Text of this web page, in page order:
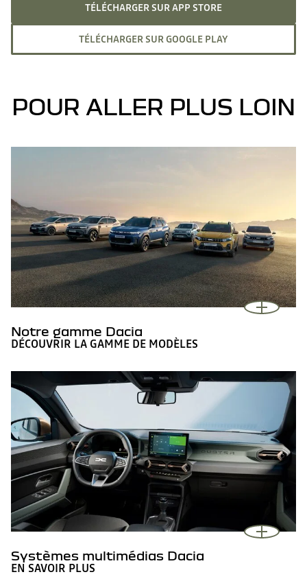
TÉLÉCHARGER SUR APP STORE
TÉLÉCHARGER SUR GOOGLE PLAY
POUR ALLER PLUS LOIN
Notre gamme Dacia
DÉCOUVRIR LA GAMME DE MODÈLES
Systèmes multimédias Dacia
EN SAVOIR PLUS